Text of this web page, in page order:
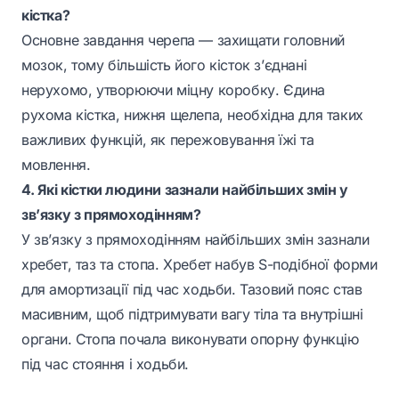
кістка?
Основне завдання черепа — захищати головний
мозок, тому більшість його кісток з’єднані
нерухомо, утворюючи міцну коробку. Єдина
рухома кістка, нижня щелепа, необхідна для таких
важливих функцій, як пережовування їжі та
мовлення.
4. Які кістки людини зазнали найбільших змін у
зв’язку з прямоходінням?
У зв’язку з прямоходінням найбільших змін зазнали
хребет, таз та стопа. Хребет набув S-подібної форми
для амортизації під час ходьби. Тазовий пояс став
масивним, щоб підтримувати вагу тіла та внутрішні
органи. Стопа почала виконувати опорну функцію
під час стояння і ходьби.